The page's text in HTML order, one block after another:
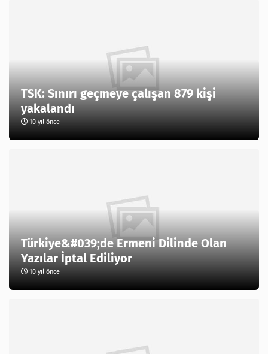
TSK: Sınırı geçmeye çalışan 879 kişi
yakalandı
10 yıl önce
Türkiye&#039;de Ermeni Dilinde Olan
Yazılar İptal Ediliyor
10 yıl önce